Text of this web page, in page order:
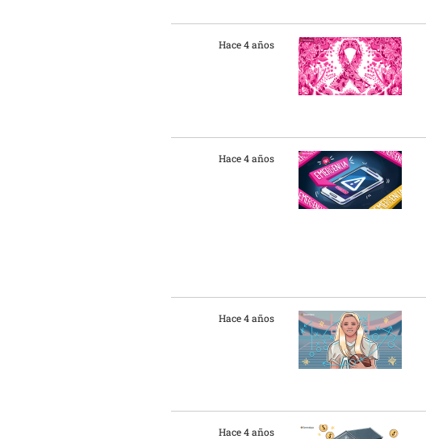
Hace 4 años
Hace 4 años
Hace 4 años
Hace 4 años